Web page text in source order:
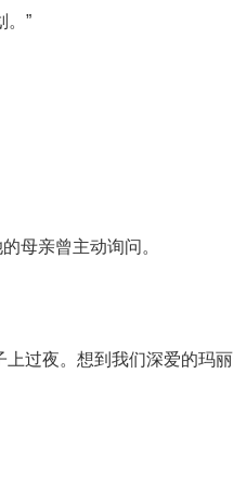
。”
母亲曾主动询问。
过夜。想到我们深爱的玛